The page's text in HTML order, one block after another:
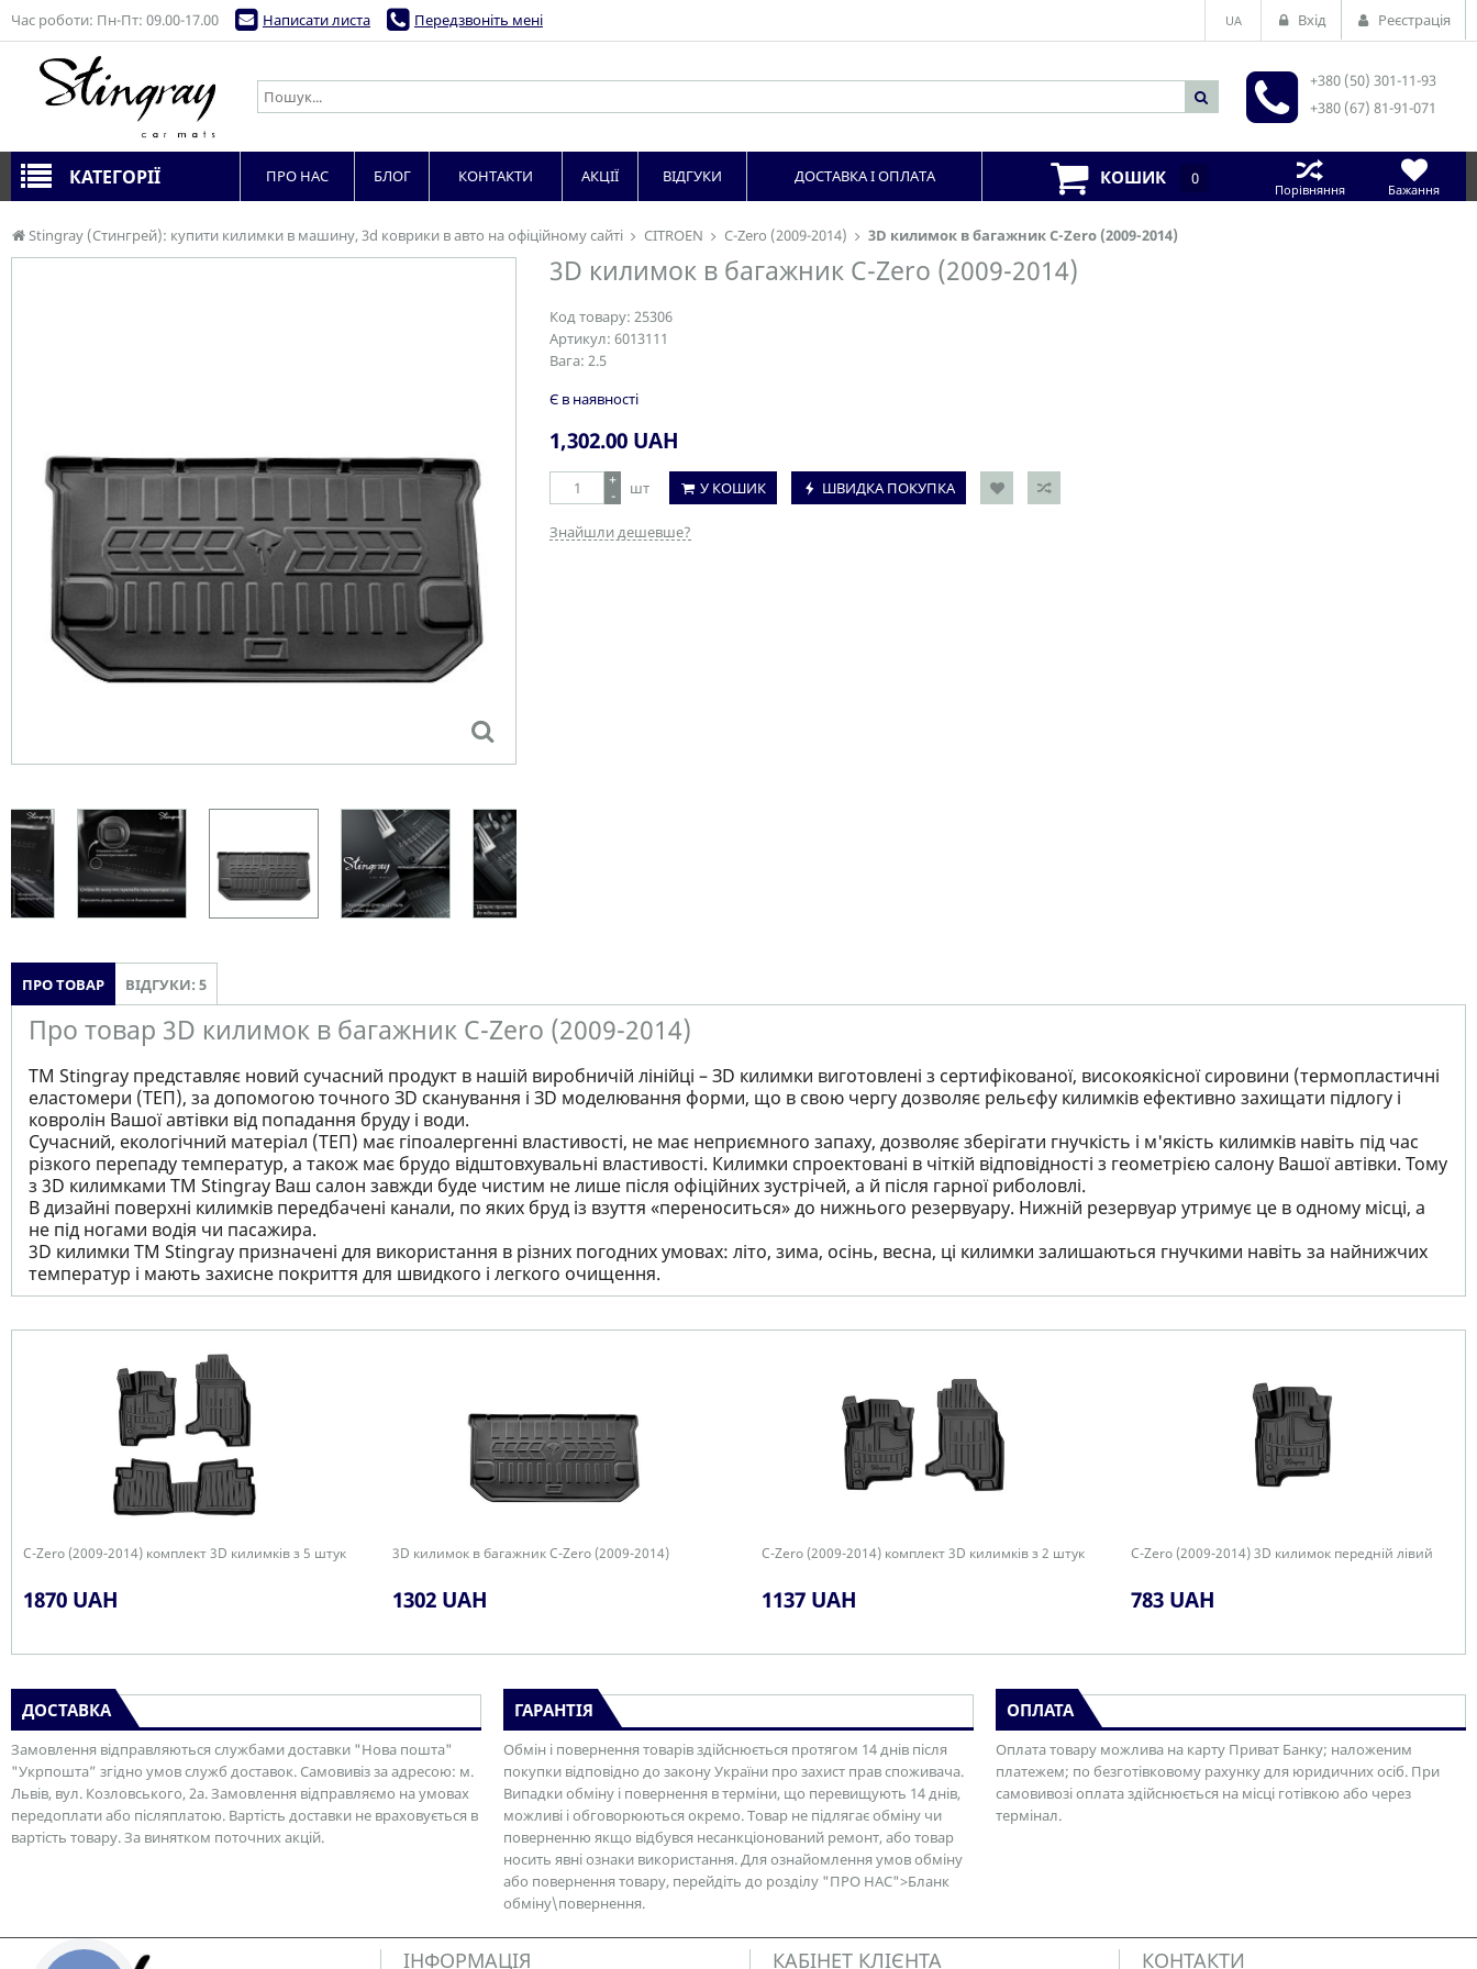
Stingray (Стингрей): купити килимки в машину, 3d коврики в авто на офіційному сайті CITROEN C-Zero (2009-2014) 3D килимок в багажник C-Zero (2009-2014)
3D килимок в багажник C-Zero (2009-2014)
Код товару: 25306
Артикул: 6013111
Вага: 2.5
Є в наявності
1,302.00 UAH
+
-
шт У КОШИК ШВИДКА ПОКУПКА
Знайшли дешевше?
ПРО ТОВАР ВІДГУКИ: 5
Про товар 3D килимок в багажник C-Zero (2009-2014)
ТМ Stingray представляє новий сучасний продукт в нашій виробничій лінійці – ЗD килимки виготовлені з сертифікованої, високоякісної сировини (термопластичні
еластомери (ТЕП), за допомогою точного ЗD сканування і ЗD моделювання форми, що в свою чергу дозволяє рельєфу килимків ефективно захищати підлогу і
ковролін Вашої автівки від попадання бруду і води.
Сучасний, екологічний матеріал (ТЕП) має гіпоалергенні властивості, не має неприємного запаху, дозволяє зберігати гнучкість і м'якість килимків навіть під час
різкого перепаду температур, а також має брудо відштовхувальні властивості. Килимки спроектовані в чіткій відповідності з геометрією салону Вашої автівки. Тому
з 3D килимками TM Stingray Ваш салон завжди буде чистим не лише після офіційних зустрічей, а й після гарної риболовлі.
В дизайні поверхні килимків передбачені канали, по яких бруд із взуття «переноситься» до нижнього резервуару. Нижній резервуар утримує це в одному місці, а
не під ногами водія чи пасажира.
3D килимки TM Stingray призначені для використання в різних погодних умовах: літо, зима, осінь, весна, ці килимки залишаються гнучкими навіть за найнижчих
температур і мають захисне покриття для швидкого і легкого очищення.
C-Zero (2009-2014) комплект 3D килимків з 5 штук
1870 UAH
3D килимок в багажник C-Zero (2009-2014)
1302 UAH
C-Zero (2009-2014) комплект 3D килимків з 2 штук
1137 UAH
C-Zero (2009-2014) 3D килимок передній лівий
783 UAH
ДОСТАВКА
Замовлення відправляються службами доставки "Нова пошта"
"Укрпошта” згідно умов служб доставок. Самовивіз за адресою: м.
Львів, вул. Козловського, 2а. Замовлення відправляємо на умовах
передоплати або післяплатою. Вартість доставки не враховується в
вартість товару. За винятком поточних акцій.
ГАРАНТІЯ
Обмін і повернення товарів здійснюється протягом 14 днів після
покупки відповідно до закону України про захист прав споживача.
Випадки обміну і повернення в терміни, що перевищують 14 днів,
можливі і обговорюються окремо. Товар не підлягає обміну чи
поверненню якщо відбувся несанкціонований ремонт, або товар
носить явні ознаки використання. Для ознайомлення умов обміну
або повернення товару, перейдіть до розділу "ПРО НАС">Бланк
обміну\повернення.
ОПЛАТА
Оплата товару можлива на карту Приват Банку; наложеним
платежем; по безготівковому рахунку для юридичних осіб. При
самовивозі оплата здійснюється на місці готівкою або через
термінал.
Час роботи: Пн-Пт: 09.00-17.00 Написати листа Передзвоніть мені UA Вхід Реєстрація
+380 (50) 301-11-93
+380 (67) 81-91-071
КАТЕГОРІЇ ПРО НАС БЛОГ КОНТАКТИ АКЦІЇ ВІДГУКИ ДОСТАВКА І ОПЛАТА КОШИК 0
Порівняння Бажання
ІНФОРМАЦІЯ КАБІНЕТ КЛІЄНТА КОНТАКТИ